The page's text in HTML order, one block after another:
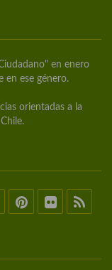
en enero
en ese género.
orientadas a la